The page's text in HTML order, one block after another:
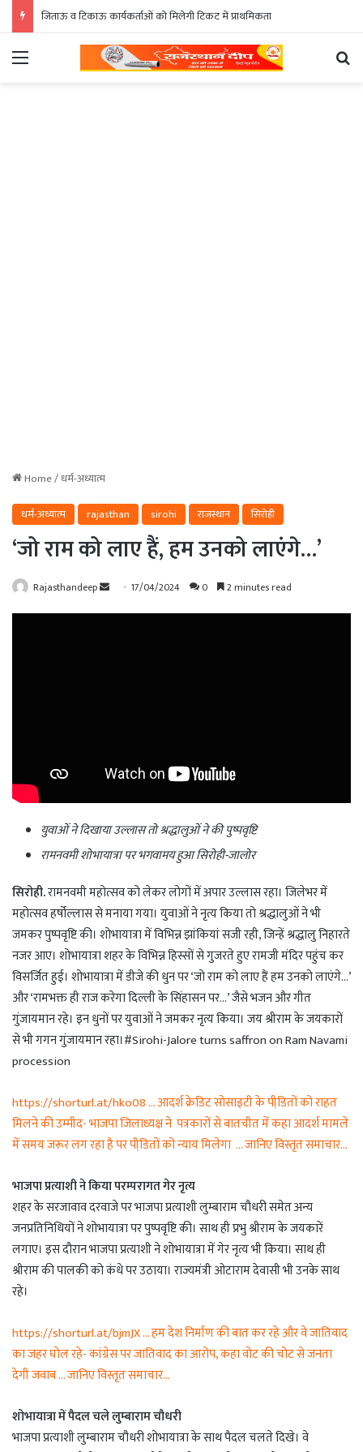
जिताऊ व टिकाऊ कार्यकर्ताओं को मिलेगी टिकट में प्राथमिकता
Menu
Home/धर्म-अध्यात्म
धर्म-अध्यात्म
rajasthan sirohi राजस्थान सिरोही
‘जो राम को लाए हैं, हम उनको लाएंगे…’
Rajasthandeep
Send 17/04/2024 0 2 minutes read
युवाओं ने दिखाया उल्लास तो श्रद्धालुओं ने की पुष्पवृष्टि
रामनवमी शोभायात्रा पर भगवामय हुआ सिरोही-जालोर
सिरोही.रामनवमी महोत्सव को लेकर लोगों में अपार उल्लास रहा। जिलेभर में
महोत्सव हर्षोल्लास से मनाया गया। युवाओं ने नृत्य किया तो श्रद्धालुओं ने भी
जमकर पुष्पवृष्टि की। शोभायात्रा में विभिन्न झांकियां सजी रही, जिन्हें श्रद्धालु निहारते
नजर आए। शोभायात्रा शहर के विभिन्न हिस्सों से गुजरते हुए रामजी मंदिर पहुंच कर
विसर्जित हुई। शोभायात्रा में डीजे की धुन पर ‘जो राम को लाए हैं हम उनको लाएंगे…’
और ‘रामभक्त ही राज करेगा दिल्ली के सिंहासन पर…’ जैसे भजन और गीत
गुंजायमान रहे। इन धुनों पर युवाओं ने जमकर नृत्य किया। जय श्रीराम के जयकारों
से भी गगन गुंजायमान रहा।#Sirohi-Jalore turns saffron on Ram Navami
procession
https://shorturl.at/hko08 … आदर्श क्रेडिट सोसाइटी के पीडि़तों को राहत
मिलने की उम्मीद- भाजपा जिलाध्यक्ष ने पत्रकारों से बातचीत में कहा आदर्श मामले
में समय जरूर लग रहा है पर पीडि़तों को न्याय मिलेगा … जानिए विस्तृत समाचार…
भाजपा प्रत्याशी ने किया परम्परागत गेर नृत्य
शहर के सरजावाव दरवाजे पर भाजपा प्रत्याशी लुम्बाराम चौधरी समेत अन्य
जनप्रतिनिधियों ने शोभायात्रा पर पुष्पवृष्टि की। साथ ही प्रभु श्रीराम के जयकारें
लगाए। इस दौरान भाजपा प्रत्याशी ने शोभायात्रा में गेर नृत्य भी किया। साथ ही
श्रीराम की पालकी को कंधे पर उठाया। राज्यमंत्री ओटाराम देवासी भी उनके साथ
रहे।
https://shorturl.at/bjmJX … हम देश निर्माण की बात कर रहे और वे जातिवाद
का जहर घोल रहे- कांग्रेस पर जातिवाद का आरोप, कहा वोट की चोट से जनता
देगी जवाब … जानिए विस्तृत समाचार…
शोभायात्रा में पैदल चले लुम्बाराम चौधरी
भाजपा प्रत्याशी लुम्बाराम चौधरी शोभायात्रा के साथ पैदल चलते दिखे। वे